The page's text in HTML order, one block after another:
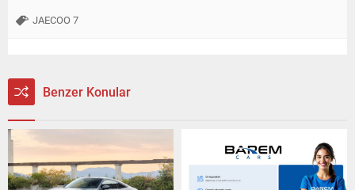
JAECOO 7
Benzer Konular